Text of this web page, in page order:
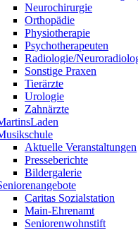
Neurochirurgie
Orthopädie
Physiotherapie
Psychotherapeuten
Radiologie/
Sonstige Praxen
Tierärzte
Urologie
Zahnärzte
Aktuelle Veranstaltungen
Presseberichte
Bildergalerie
Caritas Sozialstation
Main-Ehrenamt
Seniorenwohnstift